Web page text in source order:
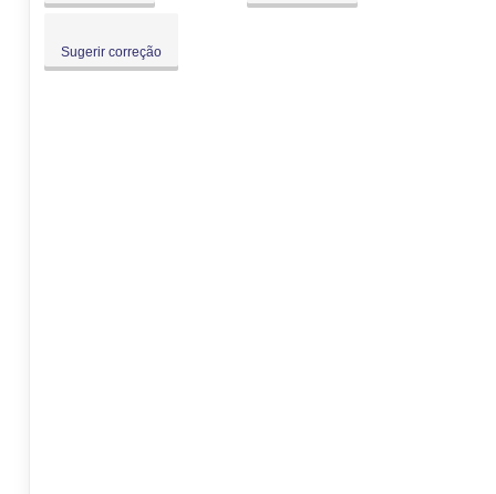
Sugerir correção